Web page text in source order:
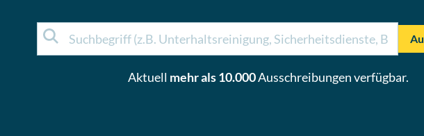
Aktuell mehr als 10.000Ausschreibungen verfügbar.